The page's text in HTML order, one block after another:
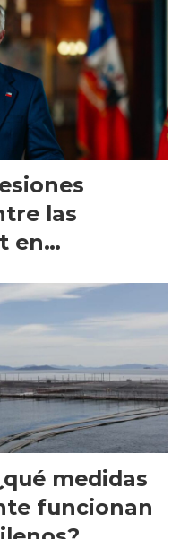
las
en
medidas
funcionan